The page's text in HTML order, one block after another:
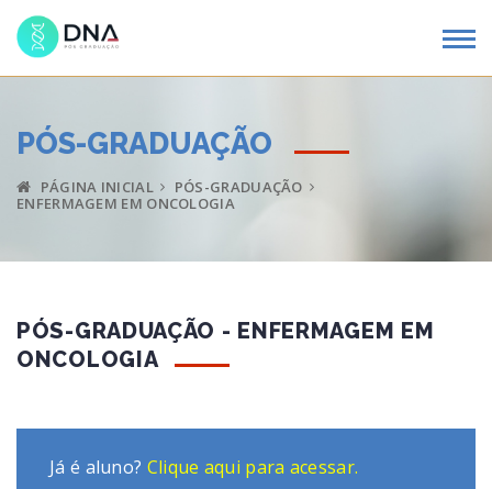
PÓS-GRADUAÇÃO
PÁGINA INICIAL
PÓS-GRADUAÇÃO
ENFERMAGEM EM ONCOLOGIA
PÓS-GRADUAÇÃO - ENFERMAGEM EM
ONCOLOGIA
Já é aluno? Clique aqui para acessar.